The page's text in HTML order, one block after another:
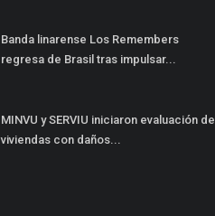
Banda linarense Los Remembers
regresa de Brasil tras impulsar...
MINVU y SERVIU iniciaron evaluación de
viviendas con daños...